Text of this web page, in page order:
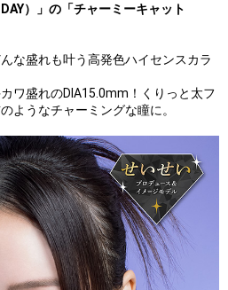
）」の 「チャーミーキャット
な盛れも叶う高発色ハイセンスカラ
ワ盛れのDIA15.0mm！くりっと太フ
ようなチャーミングな瞳に。